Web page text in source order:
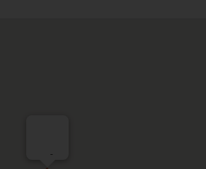
-